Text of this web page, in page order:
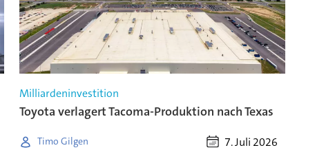
Milliardeninvestition
Toyota verlagert Tacoma-Produktion nach Texas
Timo Gilgen 7. Juli 2026